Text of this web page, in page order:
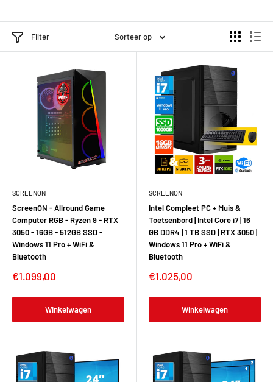
Filter Sorteer op
SCREENON
ScreenON - Allround Game
Computer RGB - Ryzen 9 - RTX
3050 - 16GB - 512GB SSD -
Windows 11 Pro + WiFi &
Bluetooth
€1.099,00
Winkelwagen
SCREENON
Intel Compleet PC + Muis &
Toetsenbord | Intel Core i7 | 16
GB DDR4 | 1 TB SSD | RTX 3050 |
Windows 11 Pro + WiFi &
Bluetooth
€1.025,00
Winkelwagen